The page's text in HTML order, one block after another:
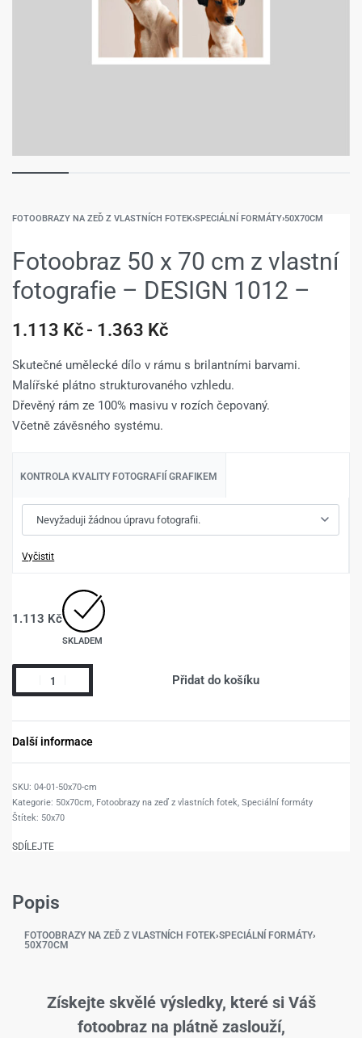
FOTOOBRAZY NA ZEĎ Z VLASTNÍCH FOTEK›SPECIÁLNÍ FORMÁTY›50X70CM
Fotoobraz 50 x 70 cm z vlastní
fotografie – DESIGN 1012 –
1.113 Kč 1.363 Kč
Skutečné umělecké dílo v rámu s brilantními barvami.
Malířské plátno strukturovaného vzhledu.
Dřevěný rám ze 100% masivu v rozích čepovaný.
Včetně závěsného systému.
KONTROLA KVALITY FOTOGRAFIÍ GRAFIKEM
Vyčistit
1.113 Kč
SKLADEM
Přidat do košíku
Další informace
04-01-50x70-cm
Kategorie: 50x70cm, Fotoobrazy na zeď z vlastních fotek, Speciální formáty
Štítek: 50x70
SDÍLEJTE
Popis
FOTOOBRAZY NA ZEĎ Z VLASTNÍCH FOTEK›SPECIÁLNÍ FORMÁTY›
50X70CM
Získejte skvělé výsledky, které si Váš
fotoobraz na plátně zaslouží,